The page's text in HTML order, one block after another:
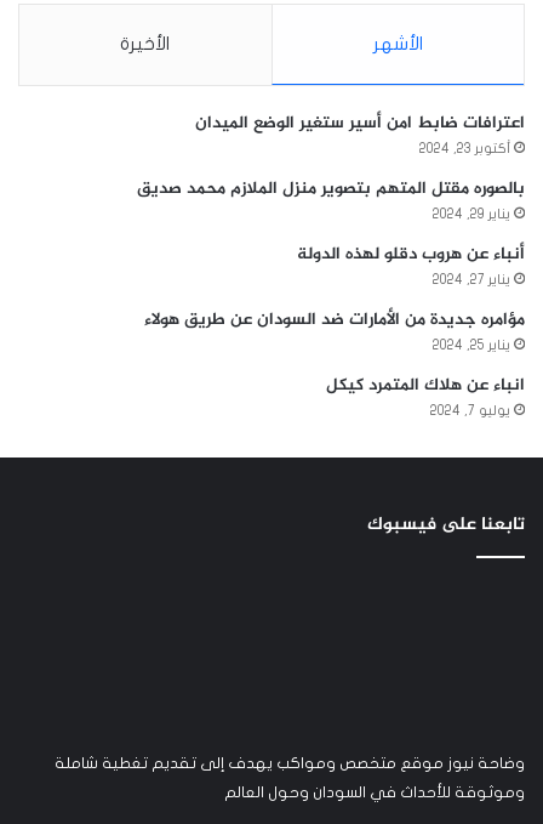
الأشهر الأخيرة
اعترافات ضابط امن أسير ستغير الوضع الميدان
أكتوبر 23, 2024
بالصوره مقتل المتهم بتصوير منزل الملازم محمد صديق
يناير 29, 2024
أنباء عن هروب دقلو لهذه الدولة
يناير 27, 2024
مؤامره جديدة من الأمارات ضد السودان عن طريق هولاء
يناير 25, 2024
انباء عن هلاك المتمرد كيكل
يوليو 7, 2024
تابعنا على فيسبوك
وضاحة نيوز موقع متخصص ومواكب يهدف إلى تقديم تغطية شاملة
وموثوقة للأحداث في السودان وحول العالم